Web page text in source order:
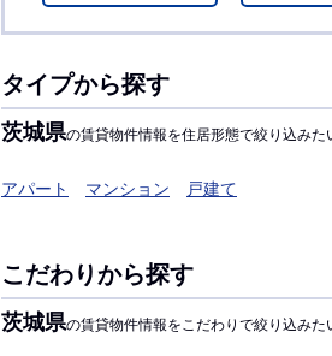
タイプから探す
茨城県の賃貸物件情報を住居形態で絞り込みた
アパート マンション 戸建て
こだわりから探す
茨城県の賃貸物件情報をこだわりで絞り込みた